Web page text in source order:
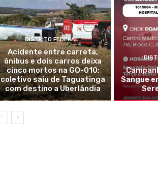
DISTRITO FEDERAL
Acidente entre carreta,
ônibus e dois carros deixa
cinco mortos na GO-010;
coletivo saiu de Taguatinga
com destino a Uberlândia
Sangue